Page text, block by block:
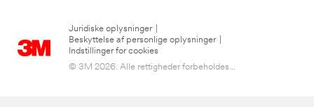
Juridiske oplysninger
Beskyttelse af personlige oplysninger
Indstillinger for cookies
© 3M 2026. Alle rettigheder forbeholdes...